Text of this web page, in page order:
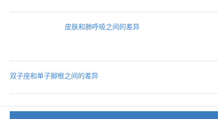
皮肤和肺呼吸之间的差异
双子座和单子脚根之间的差异